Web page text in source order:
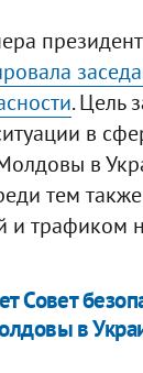
. Цель
в
в
тем
и трафиком
Совет
в